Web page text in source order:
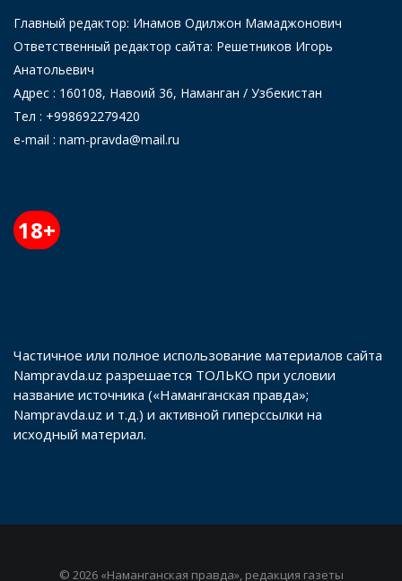
Главный редактор: Инамов Одилжон Мамаджонович
Ответственный редактор сайта: Решетников Игорь
Анатольевич
Адрес : 160108, Навоий 36, Наманган / Узбекистан
Тел : +998692279420
e-mail : nam-pravda@mail.ru
18+
Частичное или полное использование материалов сайта
Nampravda.uz разрешается ТОЛЬКО при условии
название источника («Наманганская правда»;
Nampravda.uz и т.д.) и активной гиперссылки на
исходный материал.
© 2026 «Наманганская правда», редакция газеты